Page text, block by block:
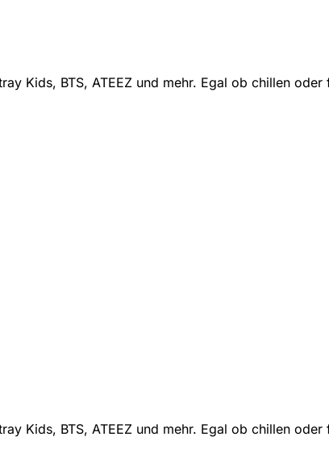
Kids, BTS, ATEEZ und mehr. Egal ob chillen
Kids, BTS, ATEEZ und mehr. Egal ob chillen